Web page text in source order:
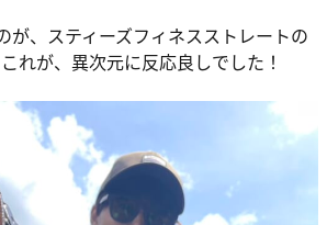
が、スティーズフィネスストレートの
れが、異次元に反応良しでした！